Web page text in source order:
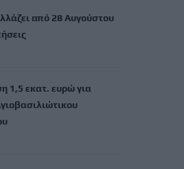
από 28 Αυγούστου
1,5 εκατ. ευρώ για